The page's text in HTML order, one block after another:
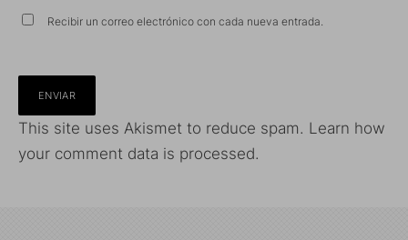
Recibir un correo electrónico con cada nueva entrada.
This site uses Akismet to reduce spam. Learn how
your comment data is processed.